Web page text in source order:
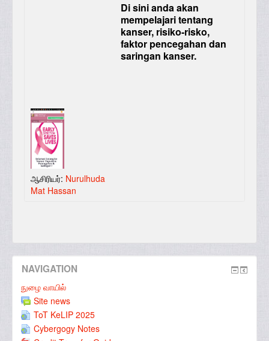
Di sini anda akan
mempelajari tentang
kanser, risiko-risko,
faktor pencegahan dan
saringan kanser.
ஆசிரியர்: Nurulhuda
Mat Hassan
NAVIGATION
நுழை வாயில்
Site news
ToT KeLIP 2025
Cybergogy Notes